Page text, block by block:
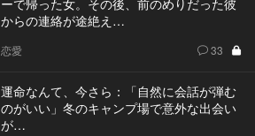
ーで帰った女。その後、前のめりだった彼
からの連絡が途絶え…
恋愛 33
運命なんて、今さら：「自然に会話が弾む
のがいい」冬のキャンプ場で意外な出会い
が…